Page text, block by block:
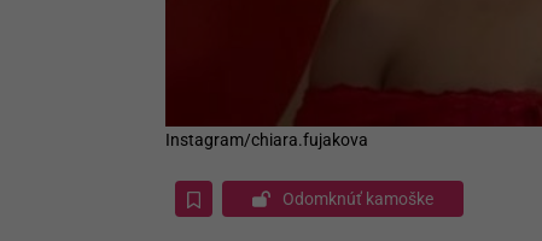
Instagram/chiara.fujakova
Odomknúť kamoške